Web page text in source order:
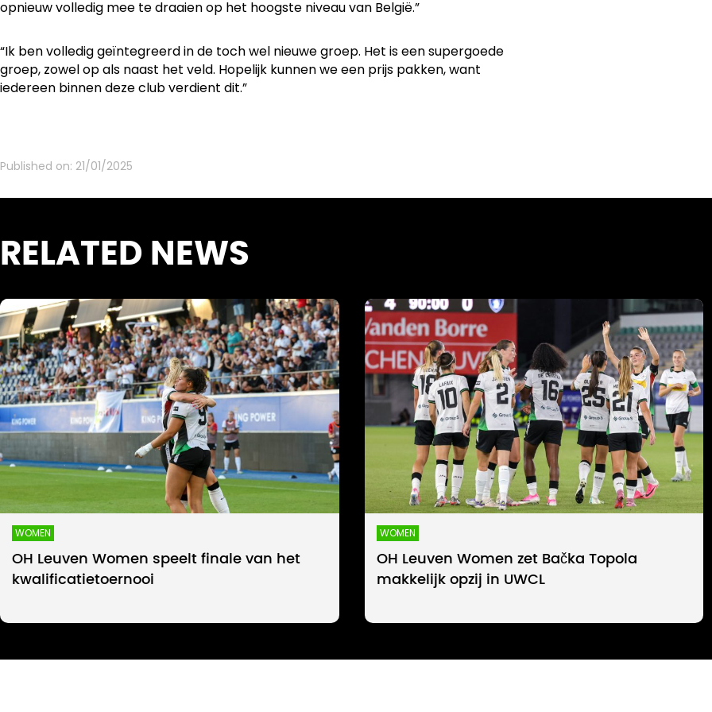
opnieuw volledig mee te draaien op het hoogste niveau van België.”
“Ik ben volledig geïntegreerd in de toch wel nieuwe groep. Het is een supergoede
groep, zowel op als naast het veld. Hopelijk kunnen we een prijs pakken, want
iedereen binnen deze club verdient dit.”
Published on: 21/01/2025
RELATED NEWS
WOMEN
OH Leuven Women speelt finale van het
kwalificatietoernooi
WOMEN
OH Leuven Women zet Bačka Topola
makkelijk opzij in UWCL